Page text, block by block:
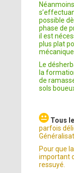
possible
phase de
il est
plus plat
mécanique.
Le
la
de
sols
Tous
parfois
Pour que
important
ressuyé.